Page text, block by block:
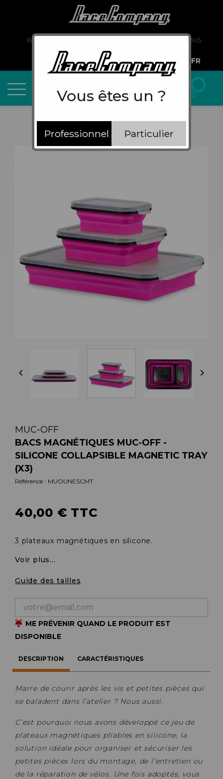
PARTENARIAT
À PROPOS DE NOUS
COMPTE PRO
FR
 
MUC-OFF
BACS MAGNÉTIQUES MUC-OFF -
SILICONE COLLAPSIBLE MAGNETIC TRAY
(X3)
Référence : MUOUNESCMT
40,00 € TTC
3 plateaux magnétiques en silicone.
Voir plus...
Guide des tailles
ME PRÉVENIR QUAND LE PRODUIT EST
DISPONIBLE
DESCRIPTION CARACTÉRISTIQUES
Marre de courir après les vis et petites pièces qui
se baladent dans l’atelier ? Nous aussi.
C’est pourquoi nous avons développé ce jeu de
plateaux magnétiques pliables en silicone, la
solution idéale pour organiser et sécuriser les
petites pièces lors du montage, de l’entretien ou
de la réparation de vélos. Une fois adoptés, vous
Vous êtes un ?
Professionnel Particulier